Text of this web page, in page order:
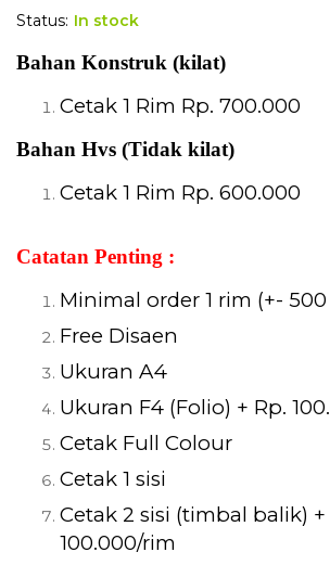
Status: In stock
Bahan Konstruk (kilat)
Cetak 1 Rim Rp. 700.000
Bahan Hvs (Tidak kilat)
Cetak 1 Rim Rp. 600.000
Catatan Penting :
Minimal order 1 rim (+-
Free Disaen
Ukuran A4
Ukuran F4 (Folio) + Rp.
Cetak Full Colour
Cetak 1 sisi
Cetak 2 sisi (timbal balik)
100.000/rim